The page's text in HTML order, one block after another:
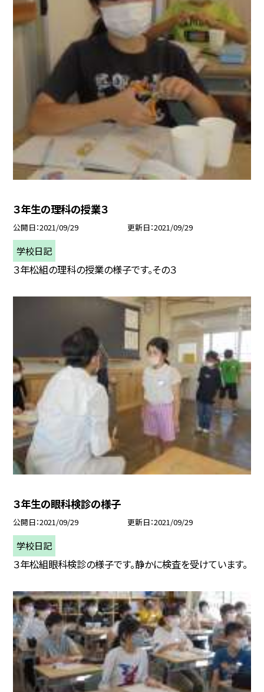
３年生の理科の授業３
公開日 2021/09/29 更新日 2021/09/29
学校日記
３年松組の理科の授業の様子です。その３
３年生の眼科検診の様子
公開日 2021/09/29 更新日 2021/09/29
学校日記
３年松組眼科検診の様子です。静かに検査を受けています。